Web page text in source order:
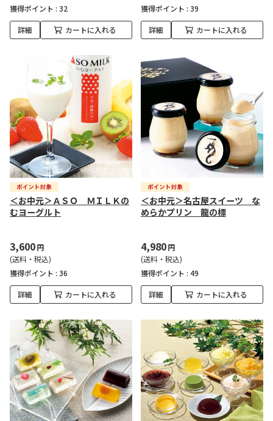
獲得ポイント : 32
詳細 カートに入れる
獲得ポイント : 39
詳細 カートに入れる
＜お中元＞ＡＳＯ ＭＩＬＫの
むヨーグルト
3,600円
(送料・税込)
獲得ポイント : 36
詳細 カートに入れる
＜お中元＞名古屋スイーツ な
めらかプリン 龍の標
4,980円
(送料・税込)
獲得ポイント : 49
詳細 カートに入れる